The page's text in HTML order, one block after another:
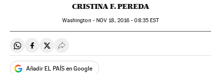
CRISTINA F. PEREDA
Washington - NOV 18, 2016 - 08:35EST
Compartir en Whatsapp
Compartir en Facebook
Compartir en Twitter
Desplegar Redes Sociales
Añadir EL PAÍS en Google